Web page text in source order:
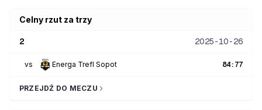
Celny rzut za trzy
2 2025-10-26
vs Energa Trefl Sopot 84 : 77
PRZEJDŹ DO MECZU